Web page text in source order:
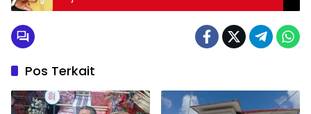
Pos Terkait